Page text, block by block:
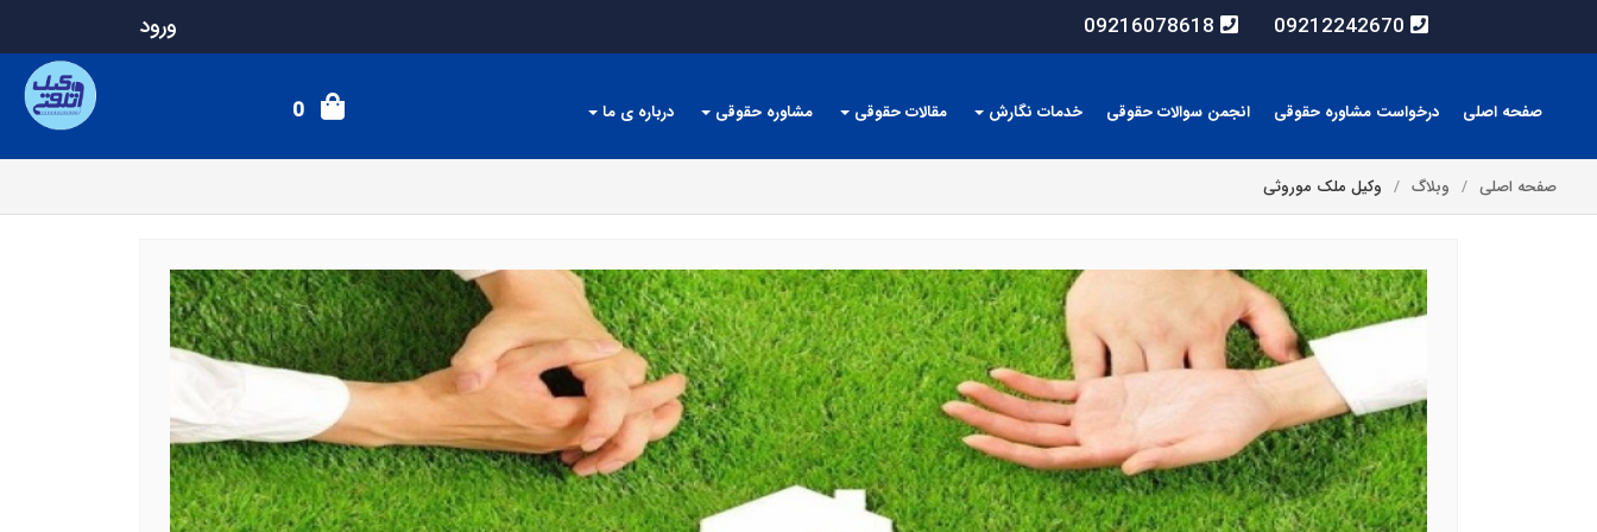
09212242670
09216078618 ورود
صفحه اصلی درخواست مشاوره حقوقی انجمن سوالات حقوقی خدمات نگارش مقالات حقوقی مشاوره حقوقی درباره ی ما 0
صفحه اصلی وبلاگ وکیل ملک موروثی